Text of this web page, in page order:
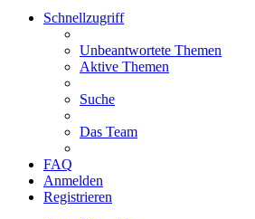
Schnellzugriff
Unbeantwortete Themen
Aktive Themen
Suche
Das Team
FAQ
Anmelden
Registrieren